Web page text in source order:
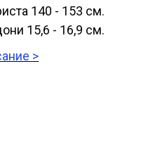
140 - 153 см.
15,6 - 16,9 см.
>